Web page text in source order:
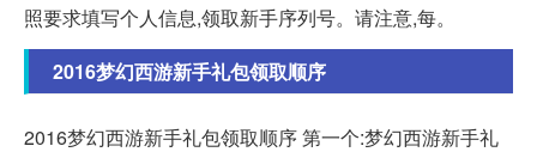
照要求填写个人信息,领取新手序列号。请注意,每。
2016梦幻西游新手礼包领取顺序
2016梦幻西游新手礼包领取顺序 第一个:梦幻西游新手礼